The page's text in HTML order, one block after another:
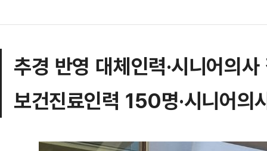
추경 반영 대체인력·시니어의
보건진료인력 150명·시니어